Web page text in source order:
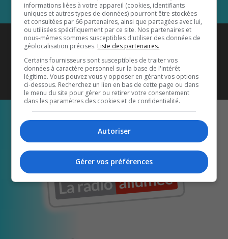
Coyote New Countryest diffusé
également sur1033 HD2
Écoutez-nous aussi sur…
informations liées à votre appareil (cookies, identifiants
uniques et autres types de données) pourront être stockées
et consultées par 66 partenaires, ainsi que partagées avec lui,
ou utilisées spécifiquement par ce site. Nos partenaires et
nous-mêmes sommes susceptibles d'utiliser des données de
géolocalisation précises. Liste des partenaires.
Certains fournisseurs sont susceptibles de traiter vos
données à caractère personnel sur la base de l'intérêt
légitime. Vous pouvez vous y opposer en gérant vos options
ci-dessous. Recherchez un lien en bas de cette page ou dans
le menu du site pour gérer ou retirer votre consentement
dans les paramètres des cookies et de confidentialité.
Autoriser
Gérer vos préférences